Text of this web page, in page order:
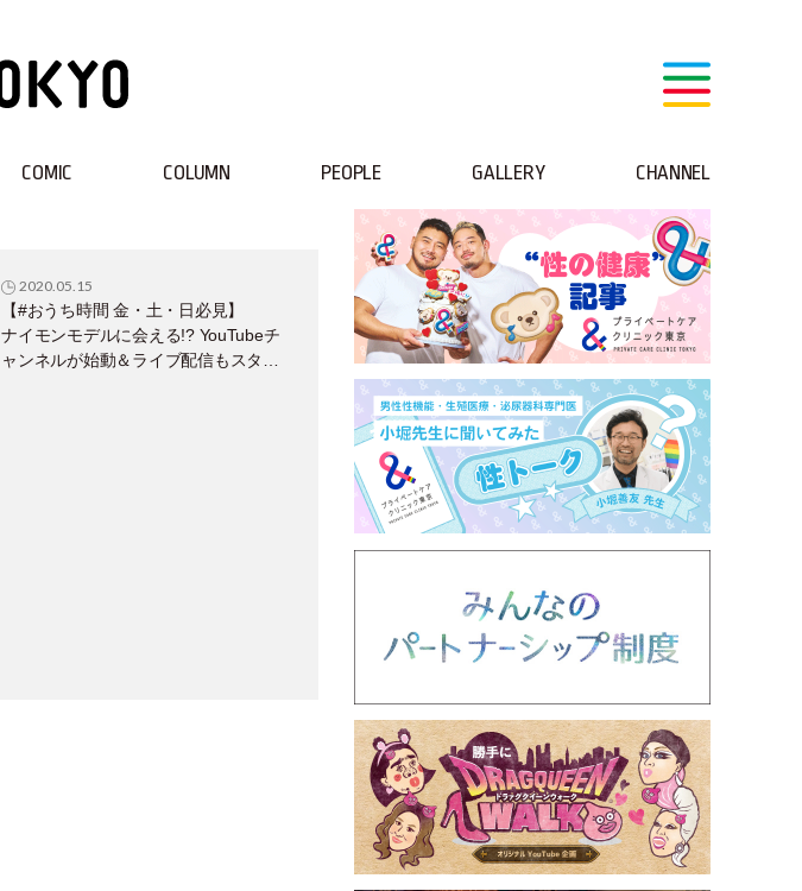
COMIC COLUMN PEOPLE GALLERY CHANNEL
2020.05.15
【#おうち時間 金・土・日必見】
ナイモンモデルに会える!? YouTubeチ
ャンネルが始動＆ライブ配信もスター